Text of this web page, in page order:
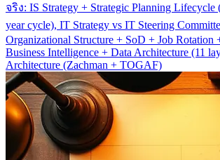
จริง: IS Strategy + Strategic Planning Lifecycle
year cycle), IT Strategy vs IT Steering
Organizational Structure + SoD + Job Rotation
Business Intelligence + Data Architecture (11
Architecture (Zachman + TOGAF)